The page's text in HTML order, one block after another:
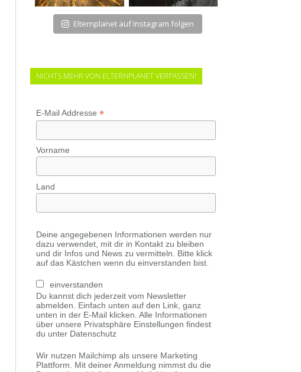
Elternplanet auf Instagram folgen
NICHTS MEHR VON ELTERNPLANET VERPASSEN!
E-Mail Addresse *
Vorname
Land
Deine angegebenen Informationen werden nur
dazu verwendet, mit dir in Kontakt zu bleiben
und dir Infos und News zu vermitteln. Bitte klick
auf das Kästchen wenn du einverstanden bist.
einverstanden
Du kannst dich jederzeit vom Newsletter
abmelden. Einfach unten auf den Link, ganz
unten in der E-Mail klicken. Alle Informationen
über unsere Privatsphäre Einstellungen findest
du unter Datenschutz
Wir nutzen Mailchimp als unsere Marketing
Plattform. Mit deiner Anmeldung nimmst du die